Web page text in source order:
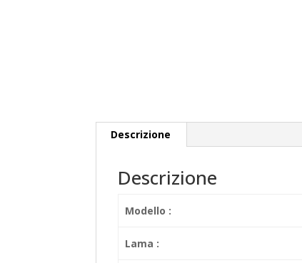
Descrizione
Descrizione
Modello :
Lama :